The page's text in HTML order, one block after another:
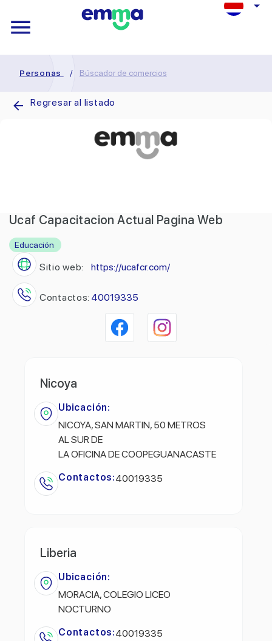
Personas / Búscador de comercios
Regresar al listado
Ucaf Capacitacion Actual Pagina Web
Educación
Sitio web: https://ucafcr.com/
Contactos: 40019335
Nicoya
Ubicación:
NICOYA, SAN MARTIN, 50 METROS
AL SUR DE
LA OFICINA DE COOPEGUANACASTE
Contactos:40019335
Liberia
Ubicación:
MORACIA, COLEGIO LICEO
NOCTURNO
Contactos:40019335